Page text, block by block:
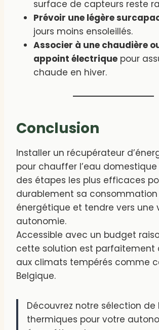
surface de capteurs reste
Prévoir une légère
jours moins ensoleillés.
Associer à une chaudière
appoint électrique pour
chaude en hiver.
Conclusion
Installer un récupérateur
pour chauffer l’eau domestique
des étapes les plus efficaces
durablement sa consommation
énergétique et tendre vers une
autonomie.
Accessible avec un budget
cette solution est parfaitement
aux climats tempérés comme
Belgique.
Découvrez notre sélection de
thermiques pour votre